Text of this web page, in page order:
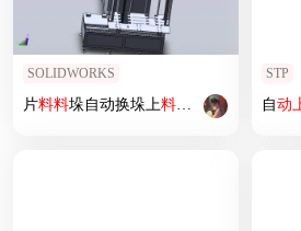
SOLIDWORKS
片料料垛自动换垛上料机，适用于自动
STP
自动